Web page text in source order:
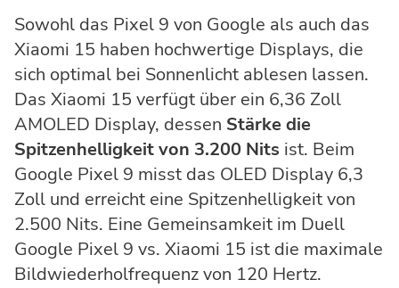
Sowohl das Pixel 9 von Google als auch das
Xiaomi 15 haben hochwertige Displays, die
sich optimal bei Sonnenlicht ablesen lassen.
Das Xiaomi 15 verfügt über ein 6,36 Zoll
AMOLED Display, dessen Stärke die
Spitzenhelligkeit von 3.200 Nits ist. Beim
Google Pixel 9 misst das OLED Display 6,3
Zoll und erreicht eine Spitzenhelligkeit von
2.500 Nits. Eine Gemeinsamkeit im Duell
Google Pixel 9 vs. Xiaomi 15 ist die maximale
Bildwiederholfrequenz von 120 Hertz.